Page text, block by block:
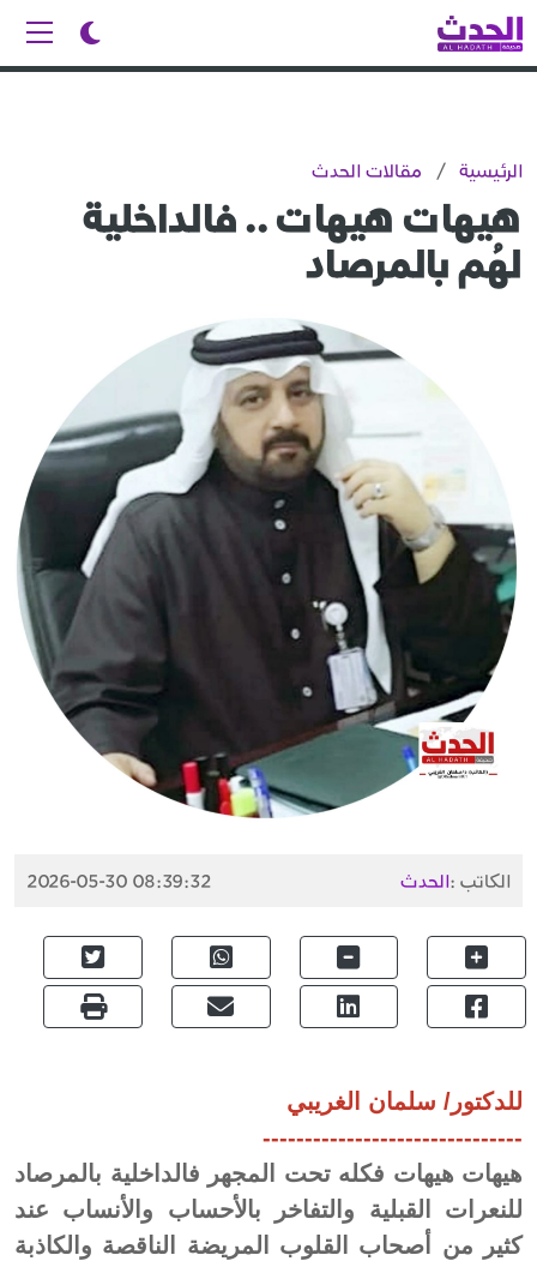
الرئيسية / مقالات الحدث
هيهات هيهات .. فالداخلية
لهُم بالمرصاد
الكاتب :الحدث 2026-05-30 08:39:32
للدكتور/ سلمان الغريبي
-------------------------------
هيهات هيهات فكله تحت المجهر فالداخلية بالمرصاد
للنعرات القبلية والتفاخر بالأحساب والأنساب عند
كثير من أصحاب القلوب المريضة الناقصة والكاذبة